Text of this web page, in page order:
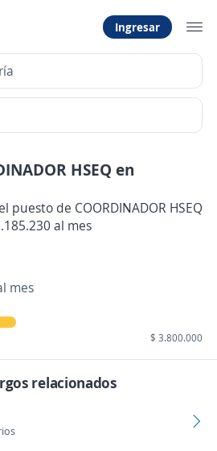
Ingresar
HSEQ en
puesto de COORDINADOR HSEQ
al mes
mes
$ 3.800.000
relacionados